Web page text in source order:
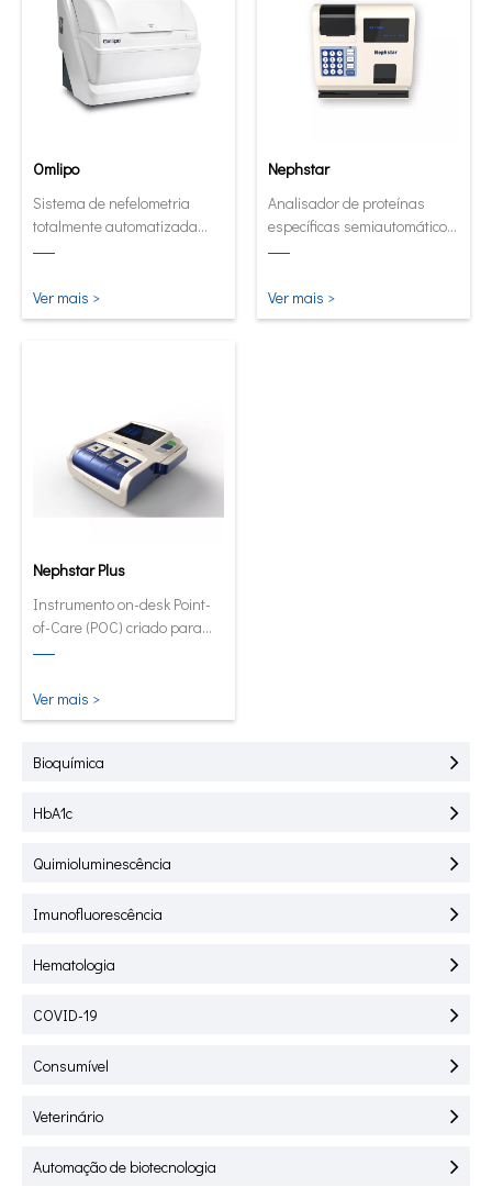
Omlipo
Sistema de nefelometria
totalmente automatizada
para laboratórios de
volume.
Ver mais >
Nephstar
Analisador de proteínas
específicas semiautomático
mais versátil
Ver mais >
Nephstar Plus
Instrumento on-desk Point-
of-Care (POC) criado para
teste rápido de HbA1C, CRP,
Ver mais >
Bioquímica
HbA1c
Quimioluminescência
Imunofluorescência
Hematologia
COVID-19
Consumível
Veterinário
Automação de biotecnologia